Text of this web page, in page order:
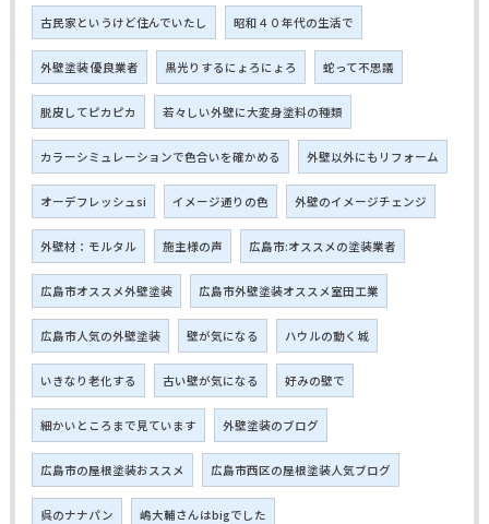
古民家というけど住んでいたし 昭和４０年代の生活で
外壁塗装 優良業者 黒光りするにょろにょろ 蛇って不思議
脱皮してピカピカ 若々しい外壁に大変身塗料の種類
カラーシミュレーションで色合いを確かめる 外壁以外にもリフォーム
オーデフレッシュsi イメージ通りの色 外壁のイメージチェンジ
外壁材：モルタル 施主様の声 広島市:オススメの塗装業者
広島市オススメ外壁塗装 広島市外壁塗装オススメ室田工業
広島市人気の外壁塗装 壁が気になる ハウルの動く城
いきなり老化する 古い壁が気になる 好みの壁で
細かいところまで見ています 外壁塗装のブログ
広島市の屋根塗装おススメ 広島市西区の屋根塗装人気ブログ
呉のナナパン 嶋大輔さんはbigでした